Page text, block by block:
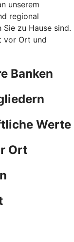
unserem
regional
zu Hause sind.
vor Ort und
Banken
Werte
Ort